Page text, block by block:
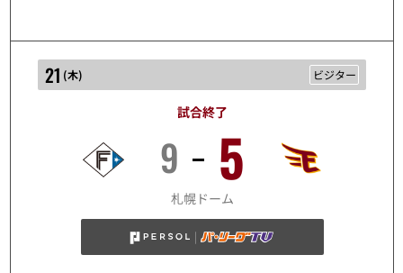
8/21
21 (木) ビジター
試合終了
9 5
札幌ドーム